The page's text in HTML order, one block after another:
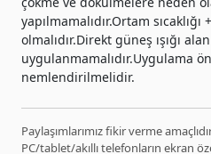
yapılmamalıdır.Ortam sıcaklığı
olmalıdır.Direkt güneş ışığı
uygulanmamalıdır.Uygulama
nemlendirilmelidir.
Paylaşımlarımız fikir verme
PC/tablet/akıllı telefonların ekran